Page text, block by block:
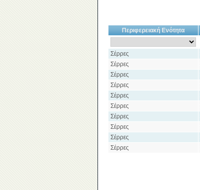
Περιφερειακή Ενότητα
Σέρρες
Σέρρες
Σέρρες
Σέρρες
Σέρρες
Σέρρες
Σέρρες
Σέρρες
Σέρρες
Σέρρες